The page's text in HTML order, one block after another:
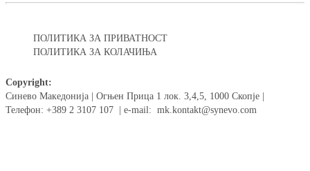
ПОЛИТИКА ЗА ПРИВАТНОСТ
ПОЛИТИКА ЗА КОЛАЧИЊА
Copyright:
Синево Македонија | Огњен Прица 1 лок. 3,4,5, 1000 Скопје |
Телефон: +389 2 3107 107 | e-mail: mk.kontakt@synevo.com